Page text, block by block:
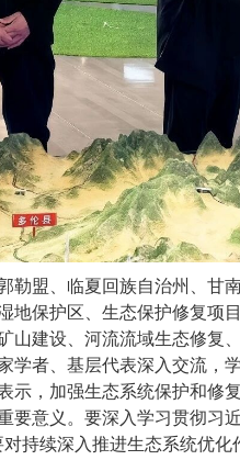
勒盟、临夏回族自治州、甘
地保护区、生态保护修复项
山建设、河流流域生态修复
学者、基层代表深入交流，
示，加强生态系统保护和修
要意义。要深入学习贯彻习
对持续深入推进生态系统优